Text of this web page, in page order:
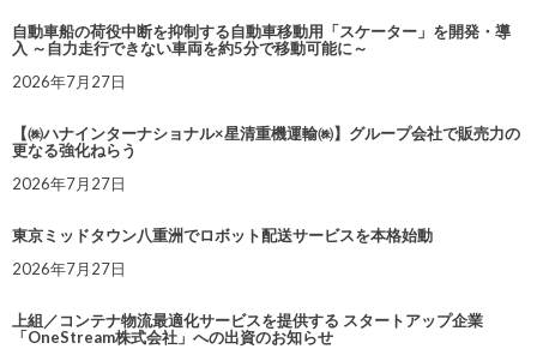
自動車船の荷役中断を抑制する自動車移動用「スケーター」を開発・導
入 ～自力走行できない車両を約5分で移動可能に～
2026年7月27日
【㈱ハナインターナショナル×星清重機運輸㈱】グループ会社で販売力の
更なる強化ねらう
2026年7月27日
東京ミッドタウン八重洲でロボット配送サービスを本格始動
2026年7月27日
上組／コンテナ物流最適化サービスを提供する スタートアップ企業
「OneStream株式会社」への出資のお知らせ